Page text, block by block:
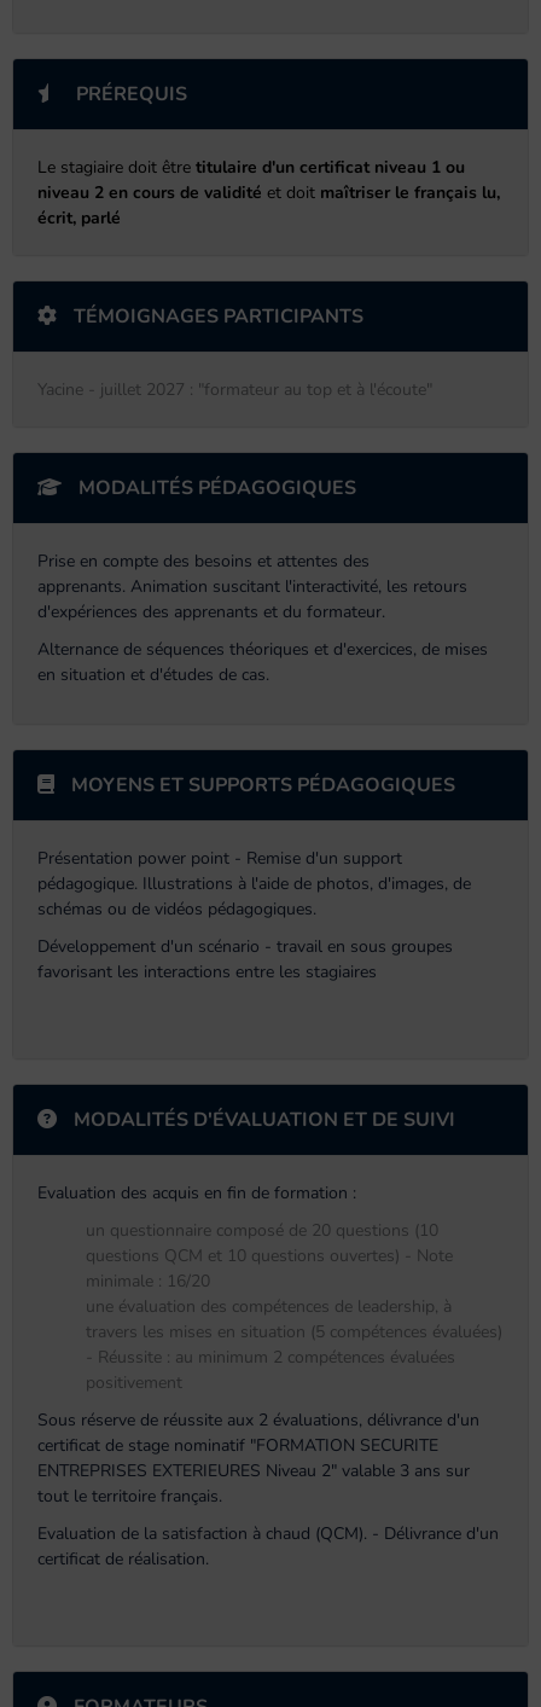
PRÉREQUIS
Le stagiaire doit être titulaire d'un certificat niveau 1 ou
niveau 2 en cours de validité et doit maîtriser le français lu,
écrit, parlé
TÉMOIGNAGES PARTICIPANTS
Yacine - juillet 2027 : "formateur au top et à l'écoute"
MODALITÉS PÉDAGOGIQUES
Prise en compte des besoins et attentes des
apprenants. Animation suscitant l'interactivité, les retours
d'expériences des apprenants et du formateur.
Alternance de séquences théoriques et d'exercices, de mises
en situation et d'études de cas.
MOYENS ET SUPPORTS PÉDAGOGIQUES
Présentation power point - Remise d'un support
pédagogique. Illustrations à l'aide de photos, d'images, de
schémas ou de vidéos pédagogiques.
Développement d'un scénario - travail en sous groupes
favorisant les interactions entre les stagiaires
MODALITÉS D'ÉVALUATION ET DE SUIVI
Evaluation des acquis en fin de formation :
un questionnaire composé de 20 questions (10
questions QCM et 10 questions ouvertes) - Note
minimale : 16/20
une évaluation des compétences de leadership, à
travers les mises en situation (5 compétences évaluées)
- Réussite : au minimum 2 compétences évaluées
positivement
Sous réserve de réussite aux 2 évaluations, délivrance d'un
certificat de stage nominatif "FORMATION SECURITE
ENTREPRISES EXTERIEURES Niveau 2" valable 3 ans sur
tout le territoire français.
Evaluation de la satisfaction à chaud (QCM). - Délivrance d'un
certificat de réalisation.